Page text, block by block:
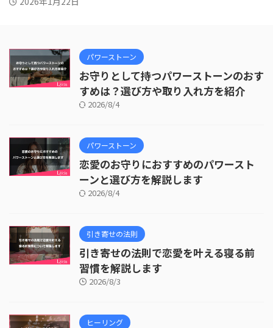
パワーストーン
お守りとして持つパワーストーンのおす
すめは？選び方や取り入れ方を紹介
2026/8/4
パワーストーン
恋愛のお守りにおすすめのパワースト
ーンと選び方を解説します
2026/8/4
引き寄せの法則
引き寄せの法則で恋愛を叶える寝る前
習慣を解説します
2026/8/3
ヒーリング